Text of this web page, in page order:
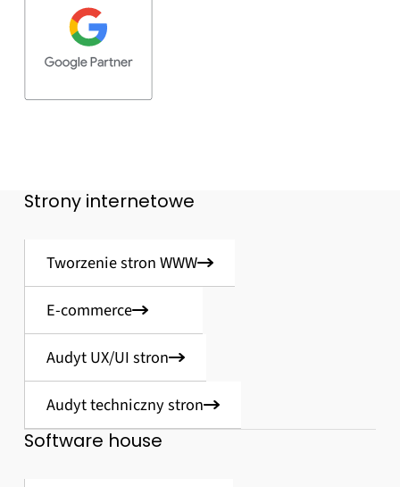
Strony internetowe
Tworzenie stron WWW
E-commerce
Audyt UX/UI stron
Audyt techniczny stron
Software house